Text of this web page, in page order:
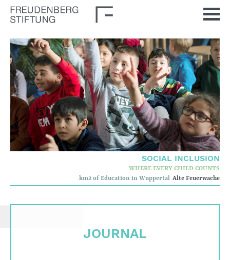
SOCIAL INCLUSION
WHERE EVERY CHILD COUNTS
km2 of Education in Wuppertal Alte Feuerwache
JOURNAL
Home
News
Journal
Stimulus
Our Issues
Democratic Culture
Social Inclusion
Foun­dation
Who we are
Corporate governance